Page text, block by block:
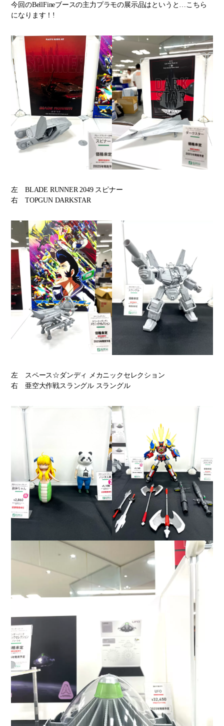
今回のBellFineブースの主力プラモの展示品はというと…こちら
になります！!
左 BLADE RUNNER 2049 スピナー
右 TOPGUN DARKSTAR
左 スペース☆ダンディ メカニックセレクション
右 亜空大作戦スラングル スラングル